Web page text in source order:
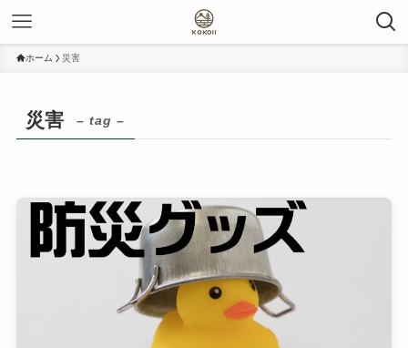
ホーム 災害
災害 – tag –